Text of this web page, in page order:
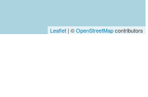
Leaflet | ©OpenStreetMapcontributors